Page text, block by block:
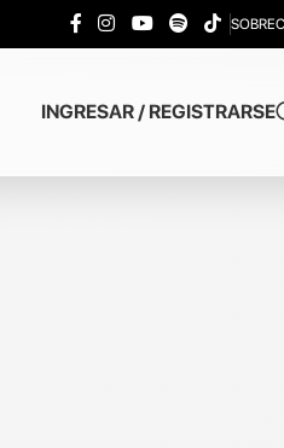
SOBRE
INGRESAR / REGISTRARSE